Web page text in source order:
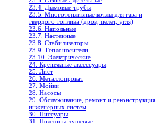
23.4. Дымовые трубы
23.5. Многотопливные котлы для газа и
твердого топлива (дров, пелет, угля)
23.6. Напольные
23.7. Настенные
23.8. Стабилизаторы
23.9. Теплоносители
23.10. Электрические
24. Крепежные аксессуары
25. Лист
26. Металлопрокат
27. Мойки
28. Насосы
29. Обслуживание, ремонт и реконструкция
инженерных систем
30. Писсуары
31. Поддоны душевые